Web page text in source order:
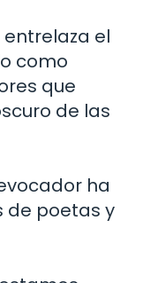
el
como
que
de las
ha
de poetas y